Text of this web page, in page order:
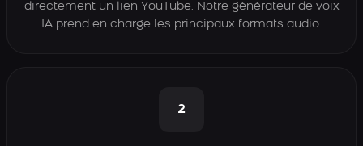
directement un lien YouTube. Notre générateur de voix
IA prend en charge les principaux formats audio.
2